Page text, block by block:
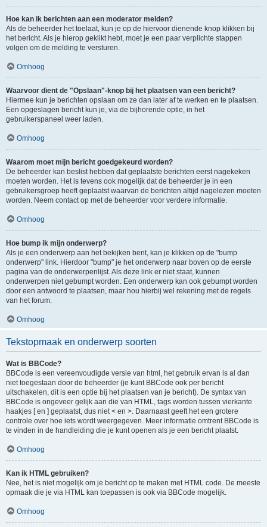
Hoe kan ik berichten aan een moderator melden?
Als de beheerder het toelaat, kun je op de hiervoor dienende knop klikken bij
het bericht. Als je hierop geklikt hebt, moet je een paar verplichte stappen
volgen om de melding te versturen.
Omhoog
Waarvoor dient de "Opslaan"-knop bij het plaatsen van een bericht?
Hiermee kun je berichten opslaan om ze dan later af te werken en te plaatsen.
Een opgeslagen bericht kun je, via de bijhorende optie, in het
gebruikerspaneel weer laden.
Omhoog
Waarom moet mijn bericht goedgekeurd worden?
De beheerder kan beslist hebben dat geplaatste berichten eerst nagekeken
moeten worden. Het is tevens ook mogelijk dat de beheerder je in een
gebruikersgroep heeft geplaatst waarvan de berichten altijd nagelezen moeten
worden. Neem contact op met de beheerder voor verdere informatie.
Omhoog
Hoe bump ik mijn onderwerp?
Als je een onderwerp aan het bekijken bent, kan je klikken op de "bump
onderwerp" link. Hierdoor "bump" je het onderwerp naar boven op de eerste
pagina van de onderwerpenlijst. Als deze link er niet staat, kunnen
onderwerpen niet gebumpt worden. Een onderwerp kan ook gebumpt worden
door een antwoord te plaatsen, maar hou hierbij wel rekening met de regels
van het forum.
Omhoog
Tekstopmaak en onderwerp soorten
Wat is BBCode?
BBCode is een vereenvoudigde versie van html, het gebruik ervan is al dan
niet toegestaan door de beheerder (je kunt BBCode ook per bericht
uitschakelen, dit is een optie bij het plaatsen van je bericht). De syntax van
BBCode is ongeveer gelijk aan die van HTML, tags worden tussen vierkante
haakjes [ en ] geplaatst, dus niet < en >. Daarnaast geeft het een grotere
controle over hoe iets wordt weergegeven. Meer informatie omtrent BBCode is
te vinden in de handleiding die je kunt openen als je een bericht plaatst.
Omhoog
Kan ik HTML gebruiken?
Nee, het is niet mogelijk om je bericht op te maken met HTML code. De meeste
opmaak die je via HTML kan toepassen is ook via BBCode mogelijk.
Omhoog